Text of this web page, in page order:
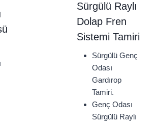
Sürgülü Raylı
Dolap Fren
Sistemi Tamiri
Sürgülü Genç
Odası
Gardırop
Tamiri.
Genç Odası
Sürgülü Raylı